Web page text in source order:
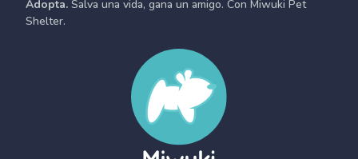
Adopta. Salva una vida, gana un amigo. Con Miwuki Pet
Shelter.